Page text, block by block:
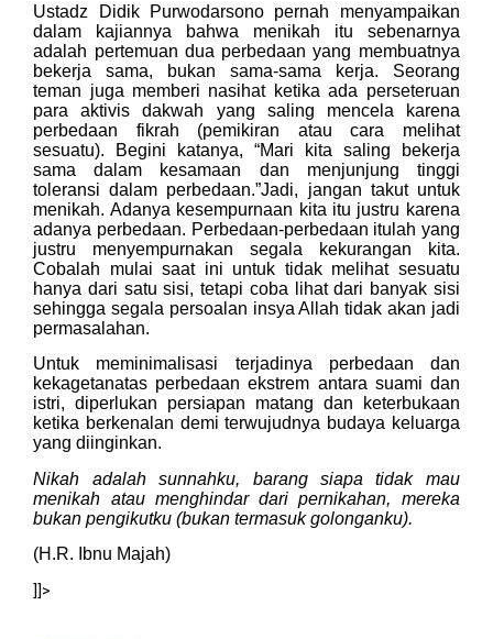
Ustadz Didik Purwodarsono pernah menyampaikan
dalam kajiannya bahwa menikah itu sebenarnya
adalah pertemuan dua perbedaan yang membuatnya
bekerja sama, bukan sama-sama kerja. Seorang
teman juga memberi nasihat ketika ada perseteruan
para aktivis dakwah yang saling mencela karena
perbedaan fikrah (pemikiran atau cara melihat
sesuatu). Begini katanya, “Mari kita saling bekerja
sama dalam kesamaan dan menjunjung tinggi
toleransi dalam perbedaan.”Jadi, jangan takut untuk
menikah. Adanya kesempurnaan kita itu justru karena
adanya perbedaan. Perbedaan-perbedaan itulah yang
justru menyempurnakan segala kekurangan kita.
Cobalah mulai saat ini untuk tidak melihat sesuatu
hanya dari satu sisi, tetapi coba lihat dari banyak sisi
sehingga segala persoalan insya Allah tidak akan jadi
permasalahan.
Untuk meminimalisasi terjadinya perbedaan dan
kekagetanatas perbedaan ekstrem antara suami dan
istri, diperlukan persiapan matang dan keterbukaan
ketika berkenalan demi terwujudnya budaya keluarga
yang diinginkan.
Nikah adalah sunnahku, barang siapa tidak mau
menikah atau menghindar dari pernikahan, mereka
bukan pengikutku (bukan termasuk golonganku).
(H.R. Ibnu Majah)
]]>